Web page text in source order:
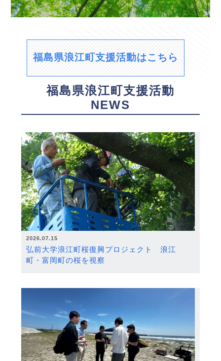
福島県浪江町支援活動はこちら
福島県浪江町支援活動
NEWS
2026.07.15
弘前大学浪江町桜復興プロジェクト 浪江
町・富岡町の桜を視察